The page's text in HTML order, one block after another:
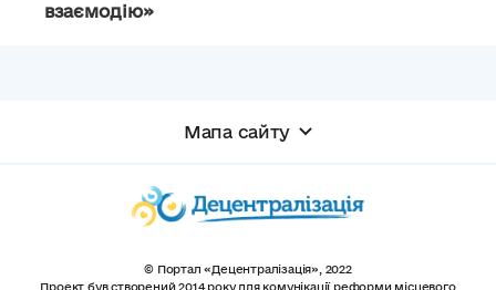
взаємодію»
Мапа сайту
© Портал «Децентралізація», 2022
Проект був створений 2014 року для комунікації реформи місцевого